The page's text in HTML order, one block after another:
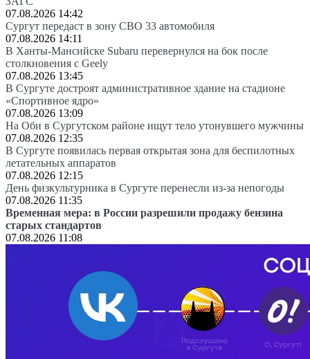
07.08.2026 14:42
Сургут передаст в зону СВО 33 автомобиля
07.08.2026 14:11
В Ханты-Мансийске Subaru перевернулся на бок после
столкновения с Geely
07.08.2026 13:45
В Сургуте достроят административное здание на стадионе
«Спортивное ядро»
07.08.2026 13:09
На Оби в Сургутском районе ищут тело утонувшего мужчины
07.08.2026 12:35
В Сургуте появилась первая открытая зона для беспилотных
летательных аппаратов
07.08.2026 12:15
День физкультурника в Сургуте перенесли из-за непогоды
07.08.2026 11:35
Временная мера: в России разрешили продажу бензина
старых стандартов
07.08.2026 11:08